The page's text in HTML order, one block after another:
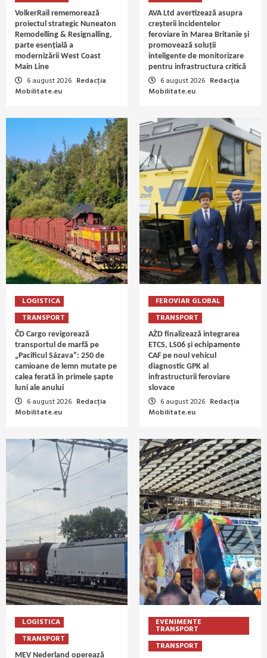
VolkerRail rememorează
proiectul strategic Nuneaton
Remodelling & Resignalling,
parte esențială a
modernizării West Coast
Main Line
6 august 2026 Redacția
Mobilitate.eu
AVA Ltd avertizează asupra
creșterii incidentelor
feroviare în Marea Britanie și
promovează soluții
inteligente de monitorizare
pentru infrastructura critică
6 august 2026 Redacția
Mobilitate.eu
LOGISTICA
TRANSPORT
ČD Cargo revigorează
transportul de marfă pe
„Pacificul Sázava”: 250 de
camioane de lemn mutate pe
calea ferată în primele șapte
luni ale anului
6 august 2026 Redacția
Mobilitate.eu
FEROVIAR GLOBAL
TRANSPORT
AŽD finalizează integrarea
ETCS, LS06 și echipamente
CAF pe noul vehicul
diagnostic GPK al
infrastructurii feroviare
slovace
6 august 2026 Redacția
Mobilitate.eu
LOGISTICA
TRANSPORT
MEV Nederland operează
EVENIMENTE
TRANSPORT
TRANSPORT